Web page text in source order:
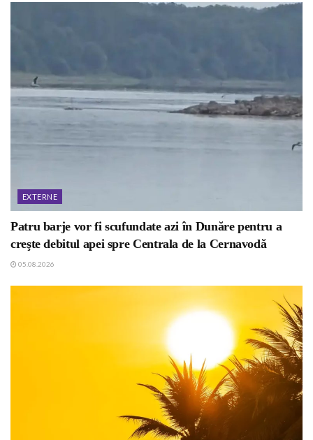
EXTERNE
Patru barje vor fi scufundate azi în Dunăre pentru a
creşte debitul apei spre Centrala de la Cernavodă
05.08.2026